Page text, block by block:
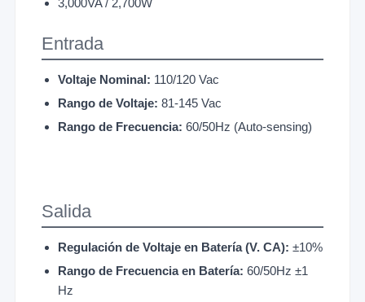
Entrada
Voltaje Nominal: 110/120 Vac
Rango de Voltaje: 81-145 Vac
Rango de Frecuencia: 60/50Hz (Auto-sensing)
Salida
Regulación de Voltaje en Batería (V. CA): ±10%
Rango de Frecuencia en Batería: 60/50Hz ±1
Hz